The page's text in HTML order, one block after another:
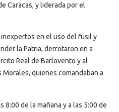
Caracas, y liderada por el
en el uso del fusil y
la Patria, derrotaron en a
Real de Barlovento y al
quienes comandaban a
8:00 de la mañana y a las 5:00 de